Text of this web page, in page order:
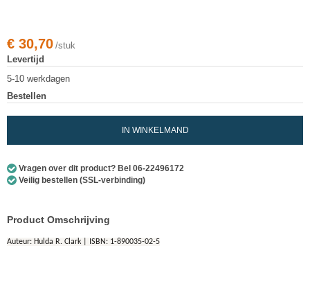
€ 30,70 /stuk
Levertijd
5-10 werkdagen
Bestellen
IN WINKELMAND
Vragen over dit product? Bel 06-22496172
Veilig bestellen (SSL-verbinding)
Product Omschrijving
Auteur: Hulda R. Clark | ISBN: 1-890035-02-5